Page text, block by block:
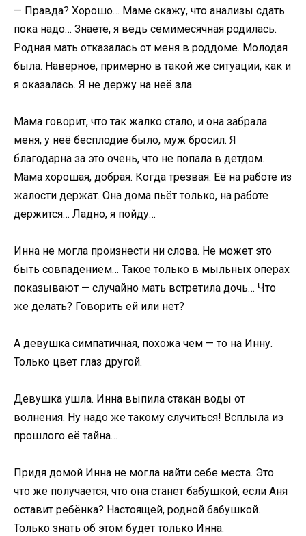
— Правда? Хорошо… Маме скажу, что анализы сдать
пока надо… Знаете, я ведь семимесячная родилась.
Родная мать отказалась от меня в роддоме. Молодая
была. Наверное, примерно в такой же ситуации, как и
я оказалась. Я не держу на неё зла.
Мама говорит, что так жалко стало, и она забрала
меня, у неё бесплодие было, муж бросил. Я
благодарна за это очень, что не попала в детдом.
Мама хорошая, добрая. Когда трезвая. Её на работе из
жалости держат. Она дома пьёт только, на работе
держится… Ладно, я пойду…
Инна не могла произнести ни слова. Не может это
быть совпадением… Такое только в мыльных операх
показывают — случайно мать встретила дочь… Что
же делать? Говорить ей или нет?
А девушка симпатичная, похожа чем — то на Инну.
Только цвет глаз другой.
Девушка ушла. Инна выпила стакан воды от
волнения. Ну надо же такому случиться! Всплыла из
прошлого её тайна…
Придя домой Инна не могла найти себе места. Это
что же получается, что она станет бабушкой, если Аня
оставит ребёнка? Настоящей, родной бабушкой.
Только знать об этом будет только Инна.